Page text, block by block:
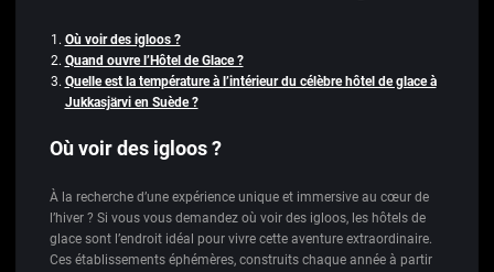
Où voir des igloos ?
Quand ouvre l’Hôtel de Glace ?
Quelle est la température à l’intérieur du célèbre hôtel de glace à
Jukkasjärvi en Suède ?
Où voir des igloos ?
À la recherche d’une expérience unique et immersive au cœur de
l’hiver ? Si vous vous demandez où voir des igloos, les hôtels de
glace sont l’endroit idéal pour vivre cette aventure extraordinaire.
Ces établissements éphémères, construits chaque année à partir